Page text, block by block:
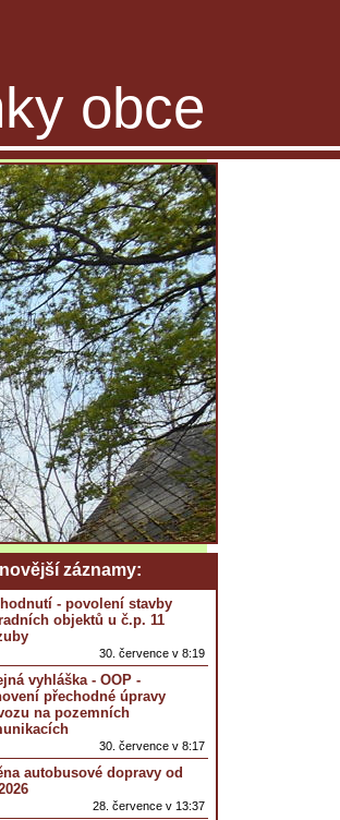
obce
záznamy
- povolení stavby
objektů u č.p. 11
30. července v 8:19
vyhláška - OOP -
přechodné úpravy
na pozemních
30. července v 8:17
autobusové dopravy od
28. července v 13:37